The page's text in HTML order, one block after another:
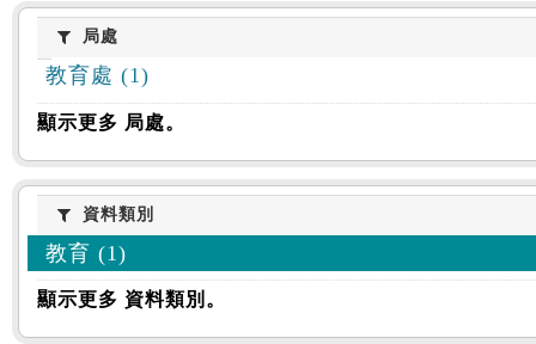
局處局處
教育處 (1)
顯示更多 局處。
資料類別
資料類別
教育 (1)
顯示更多 資料類別。